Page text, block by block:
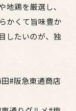
地鶏を厳選し、
かくて旨味豊か
したいのが、独
#阪急東通商店